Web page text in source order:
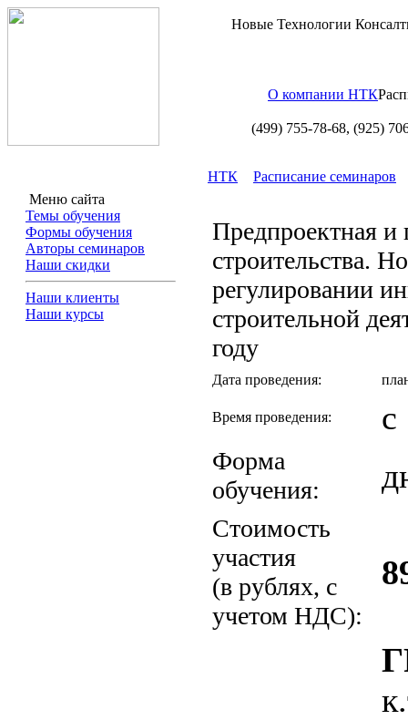
Новые Технологии
О компании НТК
(499) 755-78-68, (925)
Меню сайта
Темы обучения
Формы обучения
Авторы семинаров
Наши скидки
Наши клиенты
Наши курсы
НТК Расписание семинаров
Предпроектная и
строительства.
регулировании
строительной
году
Дата проведения:
Время проведения: с
Форма
обучения:
Стоимость
участия
(в рублях, с
учетом НДС):